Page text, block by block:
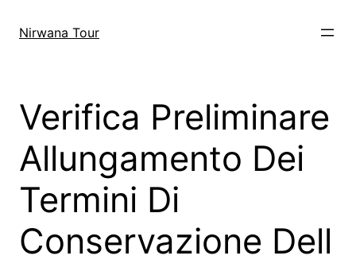
Nirwana Tour
Verifica Preliminare
Allungamento Dei
Termini Di
Conservazione Dell